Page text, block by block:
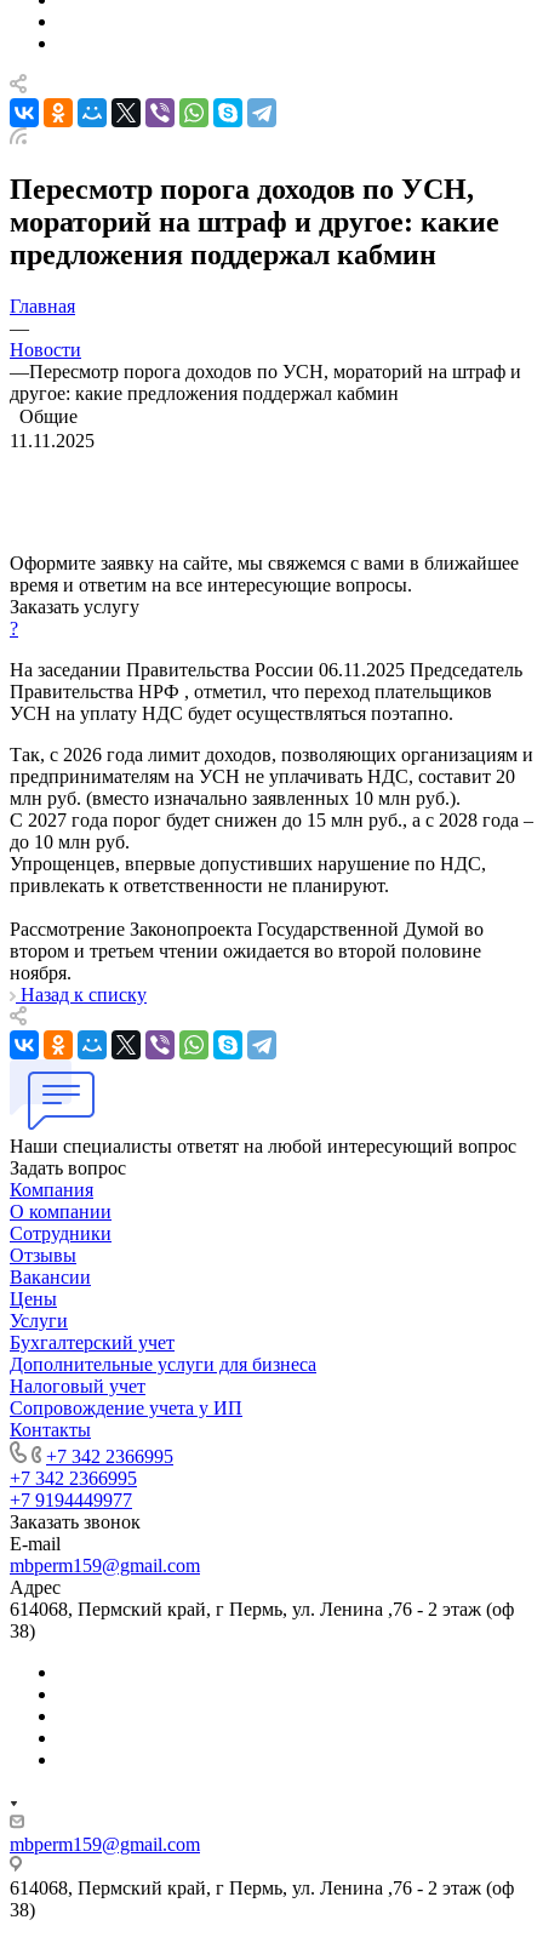
Пересмотр порога доходов по УСН,
мораторий на штраф и другое: какие
предложения поддержал кабмин
Главная
—
Новости
—Пересмотр порога доходов по УСН, мораторий на штраф и
другое: какие предложения поддержал кабмин
Общие
11.11.2025
Оформите заявку на сайте, мы свяжемся с вами в ближайшее
время и ответим на все интересующие вопросы.
Заказать услугу
?
На заседании Правительства России 06.11.2025 Председатель
Правительства HРФ , отметил, что переход плательщиков
УСН на уплату НДС будет осуществляться поэтапно.
Так, с 2026 года лимит доходов, позволяющих организациям и
предпринимателям на УСН не уплачивать НДС, составит 20
млн руб. (вместо изначально заявленных 10 млн руб.).
С 2027 года порог будет снижен до 15 млн руб., а с 2028 года –
до 10 млн руб.
Упрощенцев, впервые допустивших нарушение по НДС,
привлекать к ответственности не планируют.
Рассмотрение Законопроекта Государственной Думой во
втором и третьем чтении ожидается во второй половине
ноября.
Назад к списку
Наши специалисты ответят на любой интересующий вопрос
Задать вопрос
Компания
О компании
Сотрудники
Отзывы
Вакансии
Цены
Услуги
Бухгалтерский учет
Дополнительные услуги для бизнеса
Налоговый учет
Сопровождение учета у ИП
Контакты
+7 342 2366995
+7 342 2366995
+7 9194449977
Заказать звонок
E-mail
mbperm159@gmail.com
Адрес
614068, Пермский край, г Пермь, ул. Ленина ,76 - 2 этаж (оф
38)
mbperm159@gmail.com
614068, Пермский край, г Пермь, ул. Ленина ,76 - 2 этаж (оф
38)